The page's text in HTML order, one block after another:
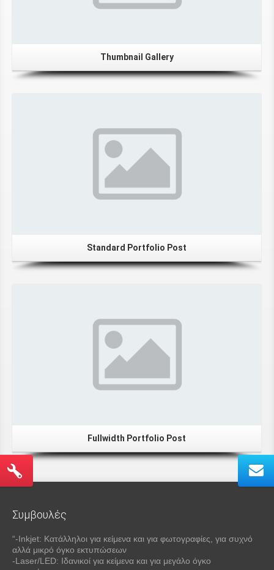
Thumbnail Gallery
Standard Portfolio Post
Fullwidth Portfolio Post
Συμβουλές
“-Inkjet: Κατάλληλοι για κείμενα και για φωτογραφίες, για συχνό
αλλά μικρό όγκο εκτυπώσεων
-Laser/LED: Ιδανικοί για κείμενα και για μεγάλο όγκο